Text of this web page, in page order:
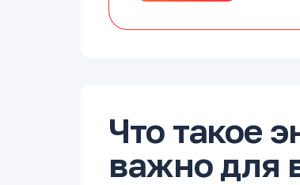
Что такое
важно для